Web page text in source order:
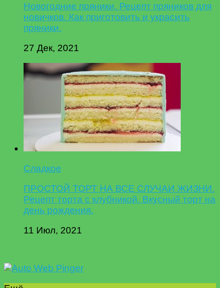
Новогодние пряники. Рецепт пряников для
новичков. Как приготовить и украсить
пряники.
27 Дек, 2021
Сладкое
ПРОСТОЙ ТОРТ НА ВСЕ СЛУЧАИ ЖИЗНИ.
Рецепт торта с клубникой. Вкусный торт на
день рождения.
11 Июл, 2021